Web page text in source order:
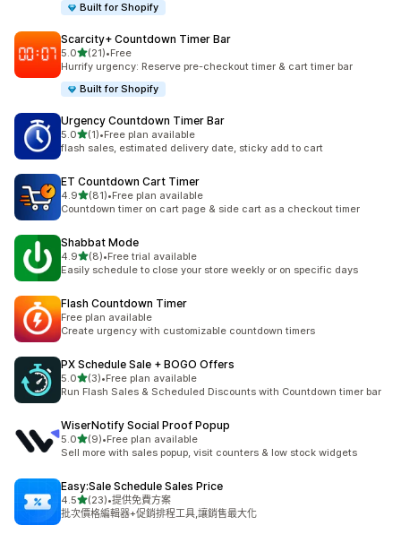
Built for Shopify
Scarcity+ Countdown Timer Bar
5.0滿分 5 顆星
(21)
共有 21 則評價
•Free
Hurrify urgency: Reserve pre-checkout timer & cart timer bar
Built for Shopify
Urgency Countdown Timer Bar
5.0滿分 5 顆星
(1)
共有 1 則評價
•Free plan available
flash sales, estimated delivery date, sticky add to cart
ET Countdown Cart Timer
4.9滿分 5 顆星
(81)
共有 81 則評價
•Free plan available
Countdown timer on cart page & side cart as a checkout timer
Shabbat Mode
4.9滿分 5 顆星
(8)
共有 8 則評價
•Free trial available
Easily schedule to close your store weekly or on specific days
Flash Countdown Timer
Free plan available
Create urgency with customizable countdown timers
PX Schedule Sale + BOGO Offers
5.0滿分 5 顆星
(3)
共有 3 則評價
•Free plan available
Run Flash Sales & Scheduled Discounts with Countdown timer bar
WiserNotify Social Proof Popup
5.0滿分 5 顆星
(9)
共有 9 則評價
•Free plan available
Sell more with sales popup, visit counters & low stock widgets
Easy:Sale Schedule Sales Price
4.5滿分 5 顆星
(23)
共有 23 則評價
•提供免費方案
批次價格編輯器+促銷排程工具,讓銷售最大化